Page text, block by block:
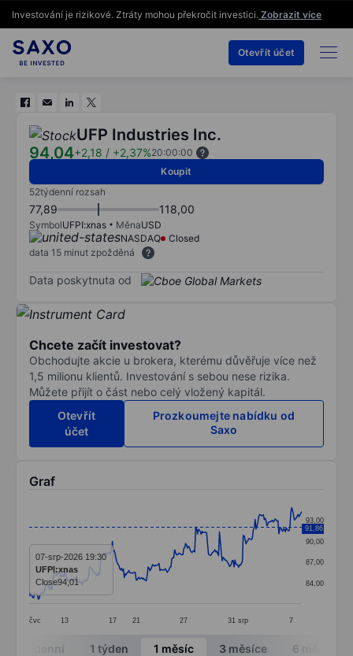
Investování je rizikové. Ztráty mohou překročit investici. Zobrazit více
Otevřít účet
UFP Industries Inc.
94,04+2,18 / +2,37%20:00:00
Koupit
52týdenní rozsah
77,89 118,00
SymbolUFPI:xnas MěnaUSD
NASDAQ
Closed
data 15 minut zpožděná
Data poskytnuta od
Chcete začít investovat?
Obchodujte akcie u brokera, kterému důvěřuje více než
1,5 milionu klientů. Investování s sebou nese rizika.
Můžete přijít o část nebo celý vložený kapitál.
Otevřít
účet
Prozkoumejte nabídku od
Saxo
Graf
Line chart with 299 data points.
The chart has 1 X axis displaying categories.
The chart has 1 Y axis displaying values. Data
čvc 13 17 21 27 31 srp 7
84,00
87,00
90,00
93,00
91,86
07-srp-2026 19:30
UFPI:xnas
Close94,01
End of interactive chart.
Intradenní 1 týden 1 měsíc 3 měsíce 6 měsíců